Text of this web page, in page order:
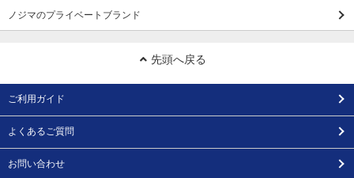
ノジマのプライベートブランド
先頭へ戻る
ご利用ガイド
よくあるご質問
お問い合わせ